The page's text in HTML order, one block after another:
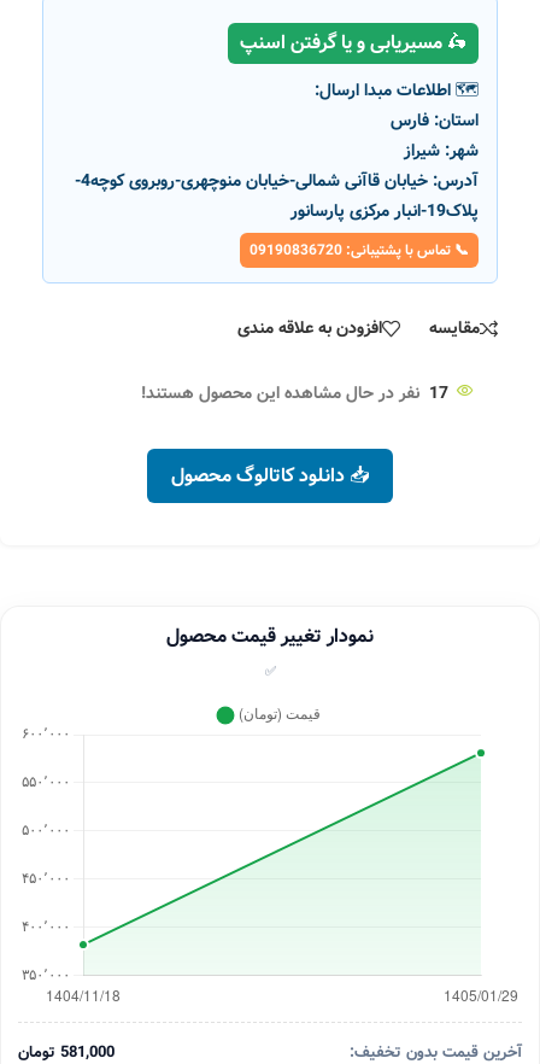
🛵 مسیریابی و یا گرفتن اسنپ
🗺️ اطلاعات مبدا ارسال:
استان: فارس
شهر: شیراز
آدرس:
خیابان قاآنی شمالی-خیابان منوچهری-روبروی کوچه4-
پلاک19-انبار مرکزی پارسانور
📞 تماس با پشتیبانی: 09190836720
مقایسه افزودن به علاقه مندی
17 نفر در حال مشاهده این محصول هستند!
📥 دانلود کاتالوگ محصول
نمودار تغییر قیمت محصول
✅
آخرین قیمت بدون تخفیف: 581,000 تومان